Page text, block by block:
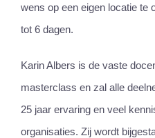
wens op een eigen locatie te
tot 6 dagen.
Karin Albers is de vaste
masterclass en zal alle
25 jaar ervaring en veel
organisaties. Zij wordt